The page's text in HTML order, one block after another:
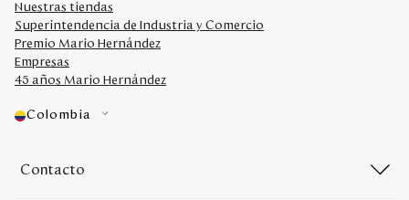
Nuestras Tiendas
Colombia
Panamá
Nuestras tiendas
Superintendencia de Industria y Comercio
Premio Mario Hernández
Empresas
45 años Mario Hernández
Colombia
Contacto